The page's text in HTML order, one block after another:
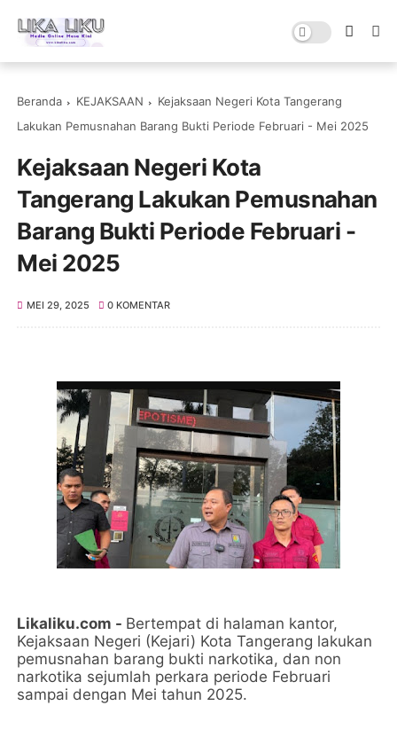
Beranda KEJAKSAAN
Kejaksaan Negeri Kota Tangerang
Lakukan Pemusnahan Barang Bukti Periode Februari - Mei 2025
Kejaksaan Negeri Kota
Tangerang Lakukan Pemusnahan
Barang Bukti Periode Februari -
Mei 2025
MEI 29, 2025 0 KOMENTAR
Likaliku.com - Bertempat di halaman kantor,
Kejaksaan Negeri (Kejari) Kota Tangerang lakukan
pemusnahan barang bukti narkotika, dan non
narkotika sejumlah perkara periode Februari
sampai dengan Mei tahun 2025.